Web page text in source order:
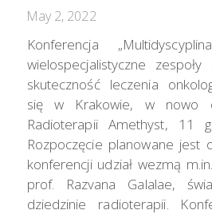
May 2, 2022
Konferencja
wielospecjalistyczne
skuteczność leczenia
się w Krakowie, w nowo
Radioterapii Amethyst, 11
Rozpoczęcie planowane jest
konferencji udział wezmą
prof. Razvana Galalae,
dziedzinie radioterapii.